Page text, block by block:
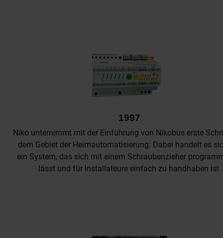
1997
Niko unternimmt mit der Einführung von Nikobus erste
dem Gebiet der Heimautomatisierung: Dabei handelt es
ein System, das sich mit einem Schraubenzieher
lässt und für Installateure einfach zu handhaben ist.